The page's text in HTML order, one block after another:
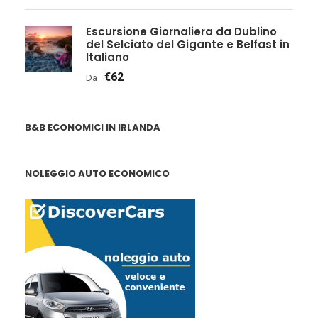
Escursione Giornaliera da Dublino
del Selciato del Gigante e Belfast in
Italiano
Da €62
B&B ECONOMICI IN IRLANDA
NOLEGGIO AUTO ECONOMICO